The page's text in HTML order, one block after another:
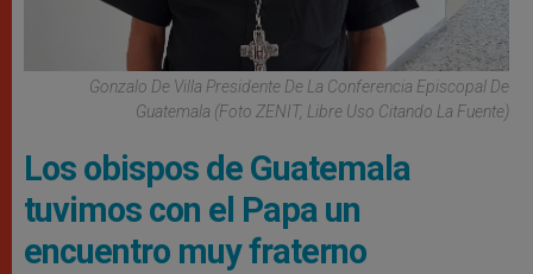
Gonzalo De Villa Presidente De La Conferencia Episcopal De
Guatemala (Foto ZENIT, Libre Uso Citando La Fuente)
Los obispos de Guatemala
tuvimos con el Papa un
encuentro muy fraterno